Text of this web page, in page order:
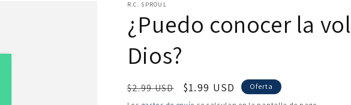
a
R.C. SPROUL
¿Puedo conocer la
Dios?
Precio
$2.99 USD
Precio
$1.99 USD Oferta